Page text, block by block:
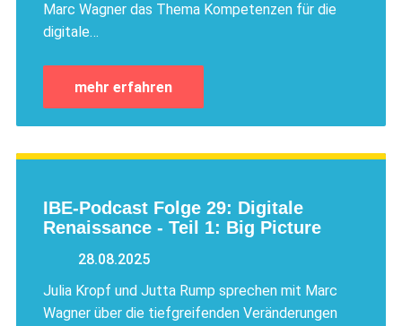
Marc Wagner das Thema Kompetenzen für die
digitale…
mehr erfahren
IBE-Podcast Folge 29: Digitale
Renaissance - Teil 1: Big Picture
28.08.2025
Julia Kropf und Jutta Rump sprechen mit Marc
Wagner über die tiefgreifenden Veränderungen